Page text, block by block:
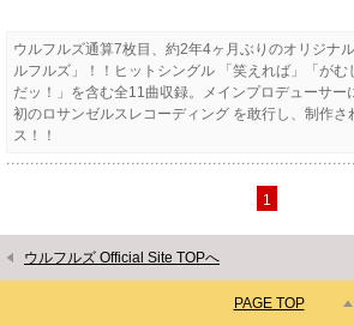
ウルフルズ通算7枚目、約2年4ヶ月ぶりのオリジナ
ルフルズ」！！ヒットシングル 「笑えれば」「が
だッ！」を含む全11曲収録。メインプロデューサー
初のロサンゼルスレコーディング を敢行し、制作さ
ス！！
1
ウルフルズ Official Site TOPへ
PAGE TOP